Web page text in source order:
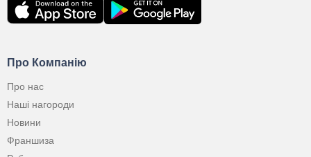
Про Компанію
Про нас
Наші нагороди
Новини
Франшиза